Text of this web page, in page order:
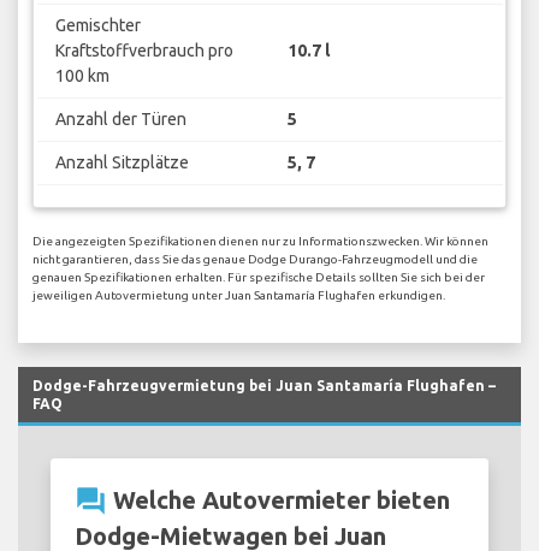
Gemischter
Kraftstoffverbrauch pro
100 km
10.7 l
Anzahl der Türen 5
Anzahl Sitzplätze 5, 7
Die angezeigten Spezifikationen dienen nur zu Informationszwecken. Wir können
nicht garantieren, dass Sie das genaue Dodge Durango-Fahrzeugmodell und die
genauen Spezifikationen erhalten. Für spezifische Details sollten Sie sich bei der
jeweiligen Autovermietung unter Juan Santamaría Flughafen erkundigen.
Dodge-Fahrzeugvermietung bei Juan Santamaría Flughafen –
FAQ
question_answer Welche Autovermieter bieten
Dodge-Mietwagen bei Juan